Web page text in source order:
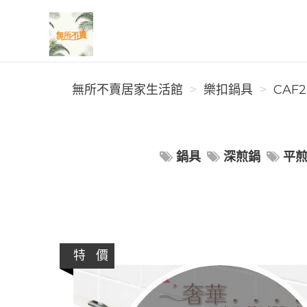
無所不賣居家生活館
無所不賣居家生活館
樂扣鍋具
鍋具 深煎鍋 平
特 價